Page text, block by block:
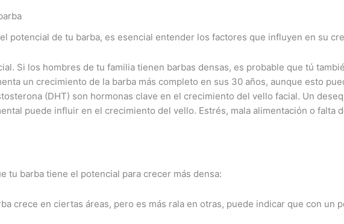
potencial de tu barba, es esencial entender los factores que influyen en su
Si los hombres de tu familia tienen barbas densas, es probable que tú
un crecimiento de la barba más completo en sus 30 años, aunque esto
(DHT) son hormonas clave en el crecimiento del vello facial. Un
puede influir en el crecimiento del vello. Estrés, mala alimentación o falta
tu barba tiene el potencial para crecer más densa:
crece en ciertas áreas, pero es más rala en otras, puede indicar que con un